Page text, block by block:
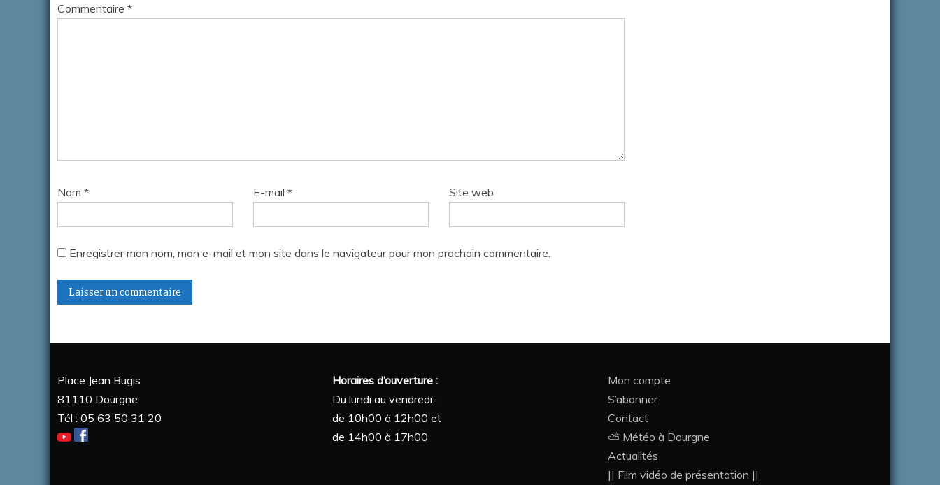
Commentaire *
Nom * E-mail * Site web
Enregistrer mon nom, mon e-mail et mon site dans le navigateur pour mon prochain commentaire.
e
r
n
a
Place Jean Bugis
81110 Dourgne
Tél : 05 63 50 31 20
Horaires d’ouverture :
Du lundi au vendredi :
de 10h00 à 12h00 et
de 14h00 à 17h00
Mon compte
S’abonner
Contact
⛅ Météo à Dourgne
Actualités
|| Film vidéo de présentation ||